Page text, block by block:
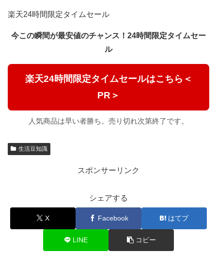
楽天24時間限定タイムセール
今この瞬間が最安値のチャンス！24時間限定タイムセー
ル
楽天24時間限定タイムセールはこちら＜
PR＞
人気商品は早い者勝ち。売り切れ次第終了です。
生活豆知識
スポンサーリンク
シェアする
X Facebook はてブ
LINE コピー